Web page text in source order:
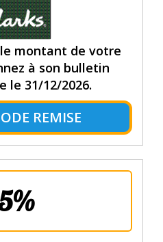
montant de votre
à son bulletin
le 31/12/2026.
REMISE